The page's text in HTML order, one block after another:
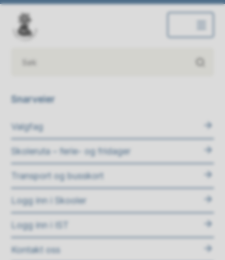
Snarveier
Valgfag
Skoleruta – ferie- og fridager
Transport og busskort
Logg inn i Skooler
Logg inn i IST
Kontakt oss